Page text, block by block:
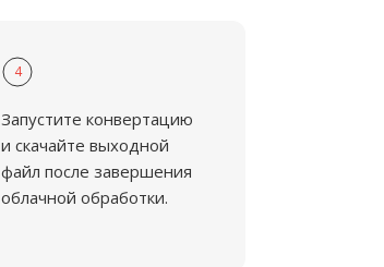
4
Запустите конвертацию
и скачайте выходной
файл после завершения
облачной обработки.